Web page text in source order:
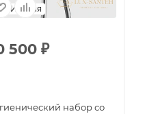
Италия
500 ₽
набор со